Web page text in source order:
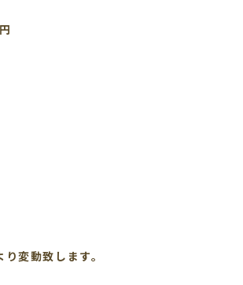
変動致します。